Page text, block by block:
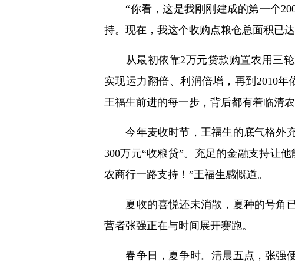
“你看，这是我刚刚建成的第一个
持。现在，我这个收购点粮仓总面积已
从最初依靠2万元贷款购置农用三轮
实现运力翻倍、利润倍增，再到2010年
王福生前进的每一步，背后都有着临清
今年麦收时节，王福生的底气格外充
300万元“收粮贷”。充足的金融支持让
农商行一路支持！”王福生感慨道。
夏收的喜悦还未消散，夏种的号角已
营者张强正在与时间展开赛跑。
春争日，夏争时。清晨五点，张强便